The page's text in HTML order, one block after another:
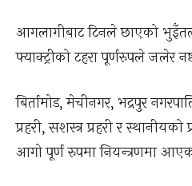
आगलागीबाट टिनले छाएको
फ्याक्ट्रीको टहरा पूर्णरुपले जलेर
बिर्तामोड, मेचीनगर, भद्रपुर
प्रहरी, सशस्त्र प्रहरी र
आगो पूर्ण रुपमा नियन्त्रणमा